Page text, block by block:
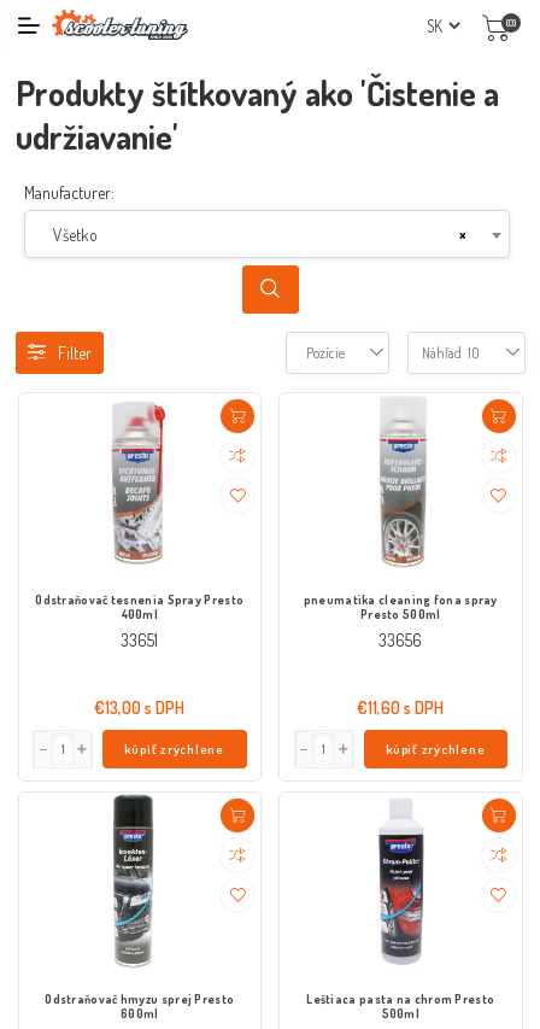
(0)
Produkty štítkovaný ako 'Čistenie a
udržiavanie'
Manufacturer:
×
Všetko
Filter Pozície Náhľad 10
Odstraňovač tesnenia Spray Presto
400ml
33651
€13,00 s DPH
kúpiť zrýchlene
pneumatika cleaning fona spray
Presto 500ml
33656
€11,60 s DPH
kúpiť zrýchlene
Odstraňovač hmyzu sprej Presto
600ml
Leštiaca pasta na chrom Presto
500ml